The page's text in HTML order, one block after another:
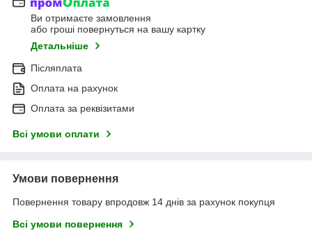
Ви отримаєте замовлення
або гроші повернуться на вашу картку
Детальніше
Післяплата
Оплата на рахунок
Оплата за реквізитами
Всі умови оплати
Умови повернення
Повернення товару впродовж 14 днів за рахунок покупця
Всі умови повернення